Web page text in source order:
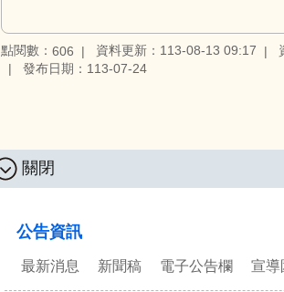
點閱數： 606 資料更新：113-08-13 09:17
發布日期：113-07-24
關閉
公告資訊
最新消息 新聞稿 電子公告欄 宣導